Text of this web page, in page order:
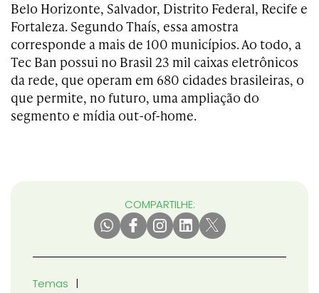
Belo Horizonte, Salvador, Distrito Federal, Recife e
Fortaleza. Segundo Thaís, essa amostra
corresponde a mais de 100 municípios. Ao todo, a
Tec Ban possui no Brasil 23 mil caixas eletrônicos
da rede, que operam em 680 cidades brasileiras, o
que permite, no futuro, uma ampliação do
segmento e mídia out-of-home.
COMPARTILHE:
Temas